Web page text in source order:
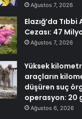
Ağustos 7, 2026
Elazığ’da Tıbbi
Cezası: 47
Ağustos 7, 2026
Yüksek
araçların
düşüren suç
operasyon: 20
Ağustos 6, 2026